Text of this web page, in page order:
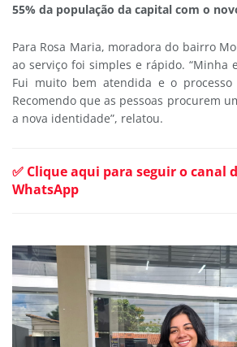
55% da população da capital com o
Para Rosa Maria, moradora do bairro
ao serviço foi simples e rápido. “Minha
Fui muito bem atendida e o
Recomendo que as pessoas procurem
a nova identidade”, relatou.
✅ Clique aqui para seguir o canal
WhatsApp